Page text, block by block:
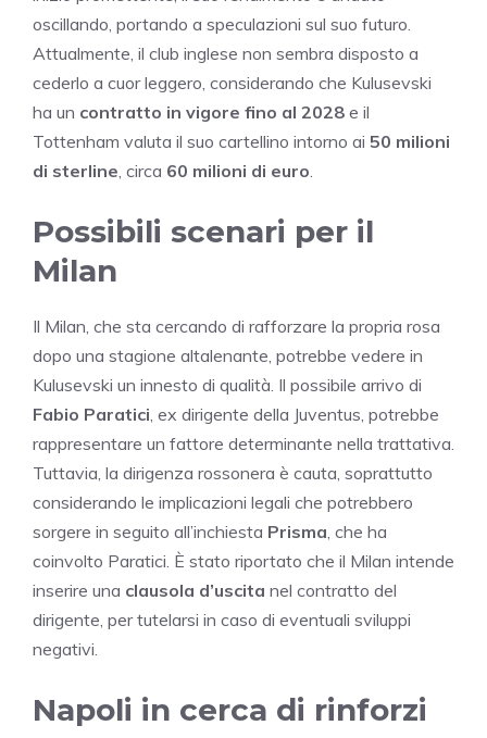
oscillando, portando a speculazioni sul suo futuro.
Attualmente, il club inglese non sembra disposto a
cederlo a cuor leggero, considerando che Kulusevski
ha un contratto in vigore fino al 2028 e il
Tottenham valuta il suo cartellino intorno ai 50 milioni
di sterline , circa 60 milioni di euro
Possibili scenari per il
Milan
Il Milan, che sta cercando di rafforzare la propria rosa
dopo una stagione altalenante, potrebbe vedere in
Kulusevski un innesto di qualità. Il possibile arrivo di
Fabio Paratici , ex dirigente della Juventus, potrebbe
rappresentare un fattore determinante nella trattativa.
Tuttavia, la dirigenza rossonera è cauta, soprattutto
considerando le implicazioni legali che potrebbero
sorgere in seguito all’inchiesta Prisma , che ha
coinvolto Paratici. È stato riportato che il Milan intende
inserire una clausola d’uscita nel contratto del
dirigente, per tutelarsi in caso di eventuali sviluppi
negativi.
Napoli in cerca di rinforzi